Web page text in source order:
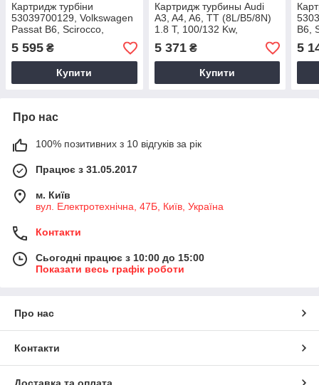
Картридж турбіни
53039700129, Volkswagen
Passat B6, Scirocco,
Tiguan 2.0 TDI, 125 Kw,
CBBB, 03L253019M,
2007+
5 595 ₴
Купити
Картридж турбины Audi
A3, A4, A6, TT (8L/B5/8N)
1.8 T, 100/132 Kw,
AGU/ALN/ARZ,
058145703J, 1996+,
53039700025
5 371₴
Купити
B6,
5
Про нас
100% позитивних з 10 відгуків за рік
Працює з 31.05.2017
м. Київ
вул. Електротехнічна, 47Б, Київ, Україна
Контакти
Сьогодні працює з 10:00 до 15:00
Показати весь графік роботи
Про нас
Контакти